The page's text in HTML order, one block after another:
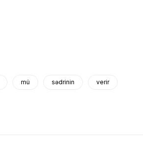
mü sədrinin verir